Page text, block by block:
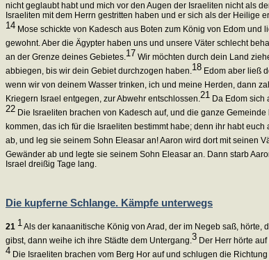
nicht geglaubt habt und mich vor den Augen der Israeliten nicht als
Israeliten mit dem Herrn gestritten haben und er sich als der Heilige
14 Mose schickte von Kadesch aus Boten zum König von Edom
gewohnt. Aber die Ägypter haben uns und unsere Väter schlecht
an der Grenze deines Gebietes.17 Wir möchten durch dein Land
abbiegen, bis wir dein Gebiet durchzogen haben.18 Edom aber ließ
wenn wir von deinem Wasser trinken, ich und meine Herden, dann
Kriegern Israel entgegen, zur Abwehr entschlossen.21 Da Edom sich
22 Die Israeliten brachen von Kadesch auf, und die ganze Gemeinde
kommen, das ich für die Israeliten bestimmt habe; denn ihr habt
ab, und leg sie seinem Sohn Eleasar an! Aaron wird dort mit seinen
Gewänder ab und legte sie seinem Sohn Eleasar an. Dann starb
Israel dreißig Tage lang.
Die kupferne Schlange. Kämpfe unterwegs
21 1 Als der kanaanitische König von Arad, der im Negeb saß,
gibst, dann weihe ich ihre Städte dem Untergang.3 Der Herr hörte
4 Die Israeliten brachen vom Berg Hor auf und schlugen die